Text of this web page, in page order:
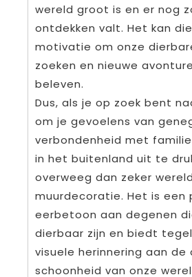
wereld groot is en er nog
ontdekken valt. Het kan
motivatie om onze
zoeken en nieuwe
beleven.
Dus, als je op zoek bent
om je gevoelens van
verbondenheid met
in het buitenland uit te
overweeg dan zeker wereld
muurdecoratie. Het is een
eerbetoon aan degenen
dierbaar zijn en biedt
visuele herinnering aan
schoonheid van onze